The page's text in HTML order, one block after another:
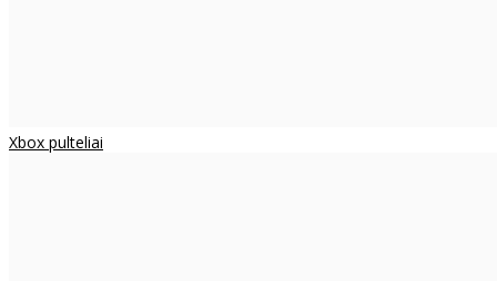
Xbox pulteliai